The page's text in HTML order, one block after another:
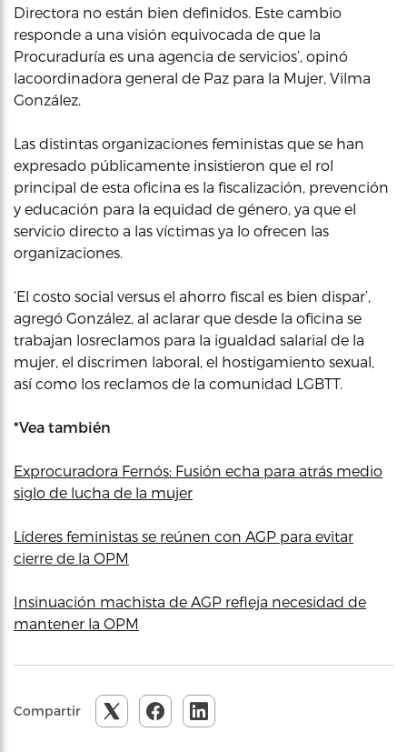
Directora no están bien definidos. Este cambio
responde a una visión equivocada de que la
Procuraduría es una agencia de servicios’, opinó
lacoordinadora general de Paz para la Mujer, Vilma
González.
Las distintas organizaciones feministas que se han
expresado públicamente insistieron que el rol
principal de esta oficina es la fiscalización, prevención
y educación para la equidad de género, ya que el
servicio directo a las víctimas ya lo ofrecen las
organizaciones.
‘El costo social versus el ahorro fiscal es bien dispar’,
agregó González, al aclarar que desde la oficina se
trabajan losreclamos para la igualdad salarial de la
mujer, el discrimen laboral, el hostigamiento sexual,
así como los reclamos de la comunidad LGBTT.
*Vea también
Exprocuradora Fernós: Fusión echa para atrás medio
siglo de lucha de la mujer
Líderes feministas se reúnen con AGP para evitar
cierre de la OPM
Insinuación machista de AGP refleja necesidad de
mantener la OPM
Compartir